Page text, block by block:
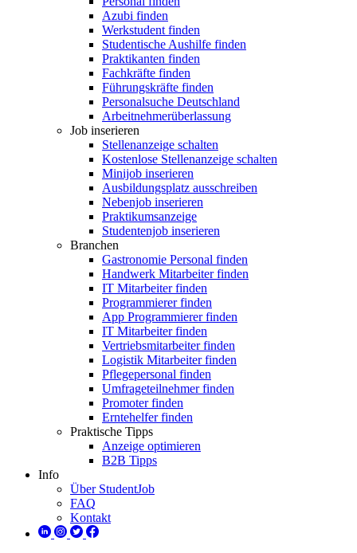
Azubi finden
Werkstudent finden
Studentische Aushilfe finden
Praktikanten finden
Fachkräfte finden
Führungskräfte finden
Personalsuche Deutschland
Arbeitnehmerüberlassung
Job inserieren
Stellenanzeige schalten
Kostenlose Stellenanzeige schalten
Minijob inserieren
Ausbildungsplatz ausschreiben
Nebenjob inserieren
Praktikumsanzeige
Studentenjob inserieren
Branchen
Gastronomie Personal finden
Handwerk Mitarbeiter finden
IT Mitarbeiter finden
Programmierer finden
App Programmierer finden
IT Mitarbeiter finden
Vertriebsmitarbeiter finden
Logistik Mitarbeiter finden
Pflegepersonal finden
Umfrageteilnehmer finden
Promoter finden
Erntehelfer finden
Praktische Tipps
Anzeige optimieren
B2B Tipps
Info
Über StudentJob
FAQ
Kontakt